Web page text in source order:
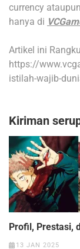
currency
hanya di
Artikel ini
https://
istilah-wajib-
Kiriman
Profil, Prestasi,
13 JAN 2025